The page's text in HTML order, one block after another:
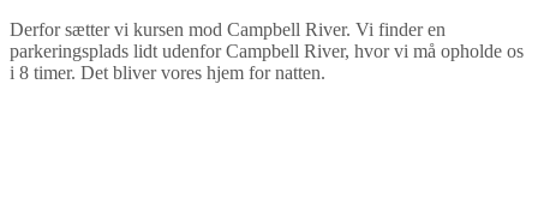
Derfor sætter vi kursen mod Campbell River. Vi finder en
parkeringsplads lidt udenfor Campbell River, hvor vi må opholde os
i 8 timer. Det bliver vores hjem for natten.